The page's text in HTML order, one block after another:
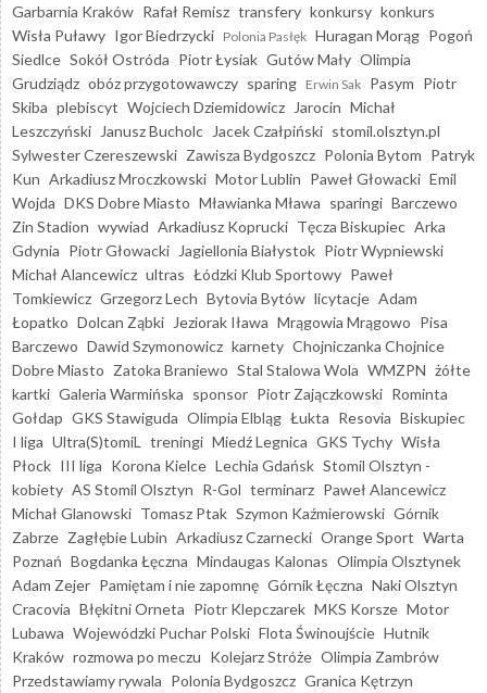
Garbarnia Kraków Rafał Remisz transfery konkursy konkurs
Wisła Puławy Igor Biedrzycki Polonia Pasłęk Huragan Morąg Pogoń
Siedlce Sokół Ostróda Piotr Łysiak Gutów Mały Olimpia
Grudziądz obóz przygotowawczy sparing Erwin Sak Pasym Piotr
Skiba plebiscyt Wojciech Dziemidowicz Jarocin Michał
Leszczyński
Janusz Bucholc Jacek Czałpiński stomil.olsztyn.pl
Sylwester Czereszewski Zawisza Bydgoszcz Polonia Bytom Patryk
Kun Arkadiusz Mroczkowski Motor Lublin Paweł Głowacki Emil
Wojda DKS Dobre Miasto Mławianka Mława sparingi Barczewo
Zin Stadion wywiad Arkadiusz Koprucki Tęcza Biskupiec Arka
Gdynia Piotr Głowacki Jagiellonia Białystok Piotr Wypniewski
Michał Alancewicz ultras Łódzki Klub Sportowy Paweł
Tomkiewicz Grzegorz Lech Bytovia Bytów licytacje Adam
Łopatko Dolcan Ząbki Jeziorak Iława Mrągowia Mrągowo Pisa
Barczewo Dawid Szymonowicz karnety Chojniczanka Chojnice
Dobre Miasto Zatoka Braniewo Stal Stalowa Wola WMZPN żółte
kartki Galeria Warmińska sponsor Piotr Zajączkowski Rominta
Gołdap GKS Stawiguda Olimpia Elbląg Łukta Resovia Biskupiec
I liga Ultra(S)tomiL treningi Miedź Legnica GKS Tychy Wisła
Płock III liga Korona Kielce Lechia Gdańsk Stomil Olsztyn -
kobiety AS Stomil Olsztyn R-Gol terminarz Paweł Alancewicz
Michał Glanowski Tomasz Ptak Szymon Kaźmierowski Górnik
Zabrze Zagłębie Lubin Arkadiusz Czarnecki Orange Sport Warta
Poznań Bogdanka Łęczna Mindaugas Kalonas Olimpia Olsztynek
Adam Zejer Pamiętam i nie zapomnę Górnik Łęczna Naki Olsztyn
Cracovia Błękitni Orneta Piotr Klepczarek MKS Korsze Motor
Lubawa Wojewódzki Puchar Polski Flota Świnoujście Hutnik
Kraków rozmowa po meczu Kolejarz Stróże Olimpia Zambrów
Przedstawiamy rywala Polonia Bydgoszcz Granica Kętrzyn